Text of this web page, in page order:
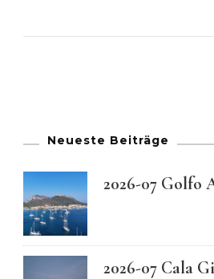
Neueste Beiträge
2026-07 Golfo
2026-07 Cala